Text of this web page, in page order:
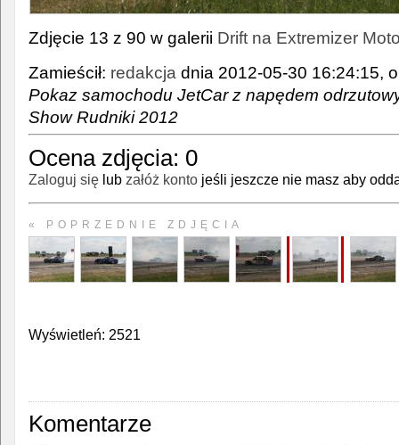
Zdjęcie 13 z 90 w galerii Drift na Extremizer
Zamieścił: redakcja dnia 2012-05-30 16:24:15,
Pokaz samochodu JetCar z napędem
Show Rudniki 2012
Ocena zdjęcia: 0
Zaloguj się lub załóż konto jeśli jeszcze nie masz aby
« POPRZEDNIE ZDJĘCIA
Wyświetleń: 2521
Komentarze